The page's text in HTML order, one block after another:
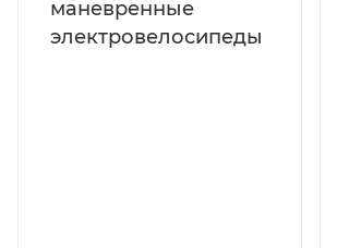
маневренные
электровелосипеды